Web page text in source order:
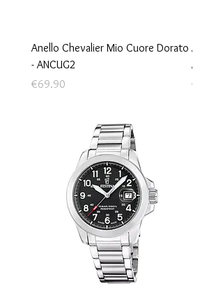
Anello Chevalier Mio Cuore Dorato
- ANCUG2
Price
€69.90
Anello
ANCUB2
Price
€69.90